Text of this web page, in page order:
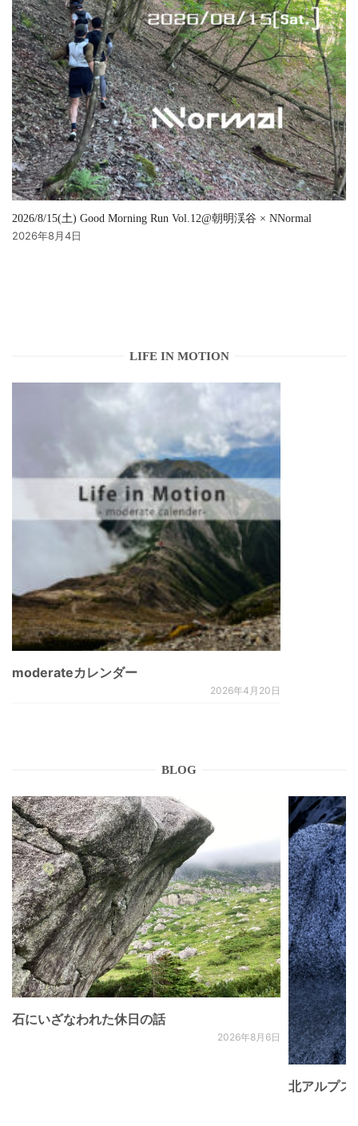
2026/8/15(土) Good Morning Run Vol.12@朝明渓谷 × NNormal
2026年8月4日
LIFE IN MOTION
moderateカレンダー
2026年4月20日
BLOG
石にいざなわれた休日の話
2026年8月6日
北アルプ